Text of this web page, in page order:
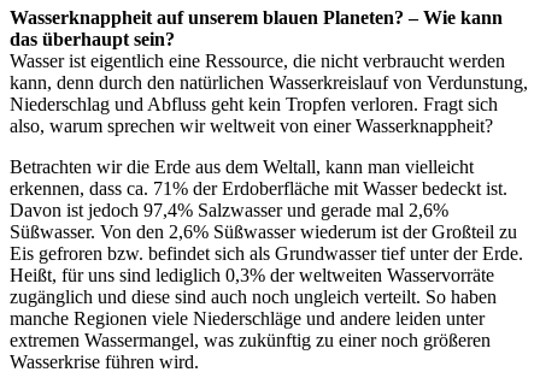
Wasserknappheit auf unserem blauen Planeten? – Wie kann
das überhaupt sein?
Wasser ist eigentlich eine Ressource, die nicht verbraucht werden
kann, denn durch den natürlichen Wasserkreislauf von Verdunstung,
Niederschlag und Abfluss geht kein Tropfen verloren. Fragt sich
also, warum sprechen wir weltweit von einer Wasserknappheit?
Betrachten wir die Erde aus dem Weltall, kann man vielleicht
erkennen, dass ca. 71% der Erdoberfläche mit Wasser bedeckt ist.
Davon ist jedoch 97,4% Salzwasser und gerade mal 2,6%
Süßwasser. Von den 2,6% Süßwasser wiederum ist der Großteil zu
Eis gefroren bzw. befindet sich als Grundwasser tief unter der Erde.
Heißt, für uns sind lediglich 0,3% der weltweiten Wasservorräte
zugänglich und diese sind auch noch ungleich verteilt. So haben
manche Regionen viele Niederschläge und andere leiden unter
extremen Wassermangel, was zukünftig zu einer noch größeren
Wasserkrise führen wird.